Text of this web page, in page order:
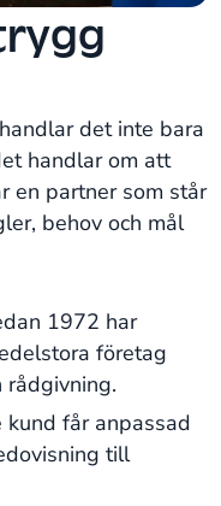
det inte bara
handlar om att
en partner som står
behov och mål
1972 har
företag
rådgivning.
kund får anpassad
till